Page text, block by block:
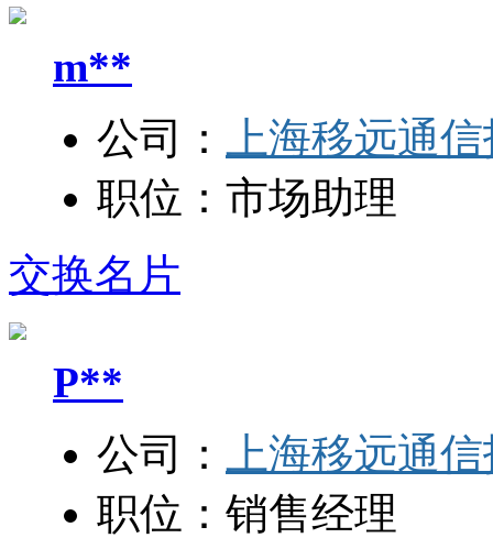
m**
公司：
上海移远通
职位： 市场助理
交换名片
P**
公司：
上海移远通
职位： 销售经理